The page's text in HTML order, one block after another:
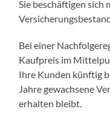
Sie beschäftigen sich
Bei einer
Kaufpreis im
Ihre Kunden künftig
Jahre gewachsene
erhalten bleibt.